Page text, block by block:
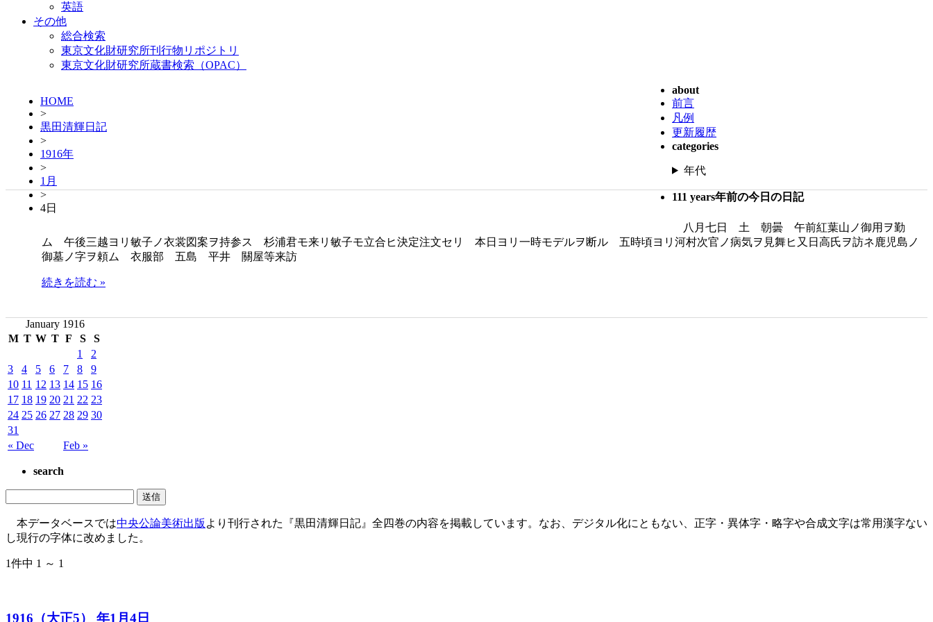
英語
その他
総合検索
東京文化財研究所刊行物リポジトリ
東京文化財研究所蔵書検索（OPAC）
HOME
>
黒田清輝日記
>
1916年
>
1月
>
4日
about
前言
凡例
更新履歴
categories
年代
111 years年前の今日の日記
八月七日 土 朝曇 午前紅葉山ノ御用ヲ勤
ム 午後三越ヨリ敏子ノ衣裳図案ヲ持参ス 杉浦君モ来リ敏子モ立合ヒ決定注文セリ 本日ヨリ一時モデルヲ断ル 五時頃ヨリ河村次官ノ病気ヲ見舞ヒ又日高氏ヲ訪ネ鹿児島ノ
御墓ノ字ヲ頼ム 衣服部 五島 平井 關屋等来訪
続きを読む »
January 1916
M T W T F S S
« Dec Feb »
1
2
3
4 5 6 7 8
9
10 11 12 13 14 15 16
17 18 19 20 21 22 23
24 25 26 27 28 29 30
31
search
本データベースでは中央公論美術出版 より刊行された『黒田清輝日記』全四巻の内容を掲載しています。なお、デジタル化にともない、正字・異体字・略字や合成文字は常用漢字ない
し現行の字体に改めました。
1件中 1 ～ 1
1916（大正5） 年1月4日